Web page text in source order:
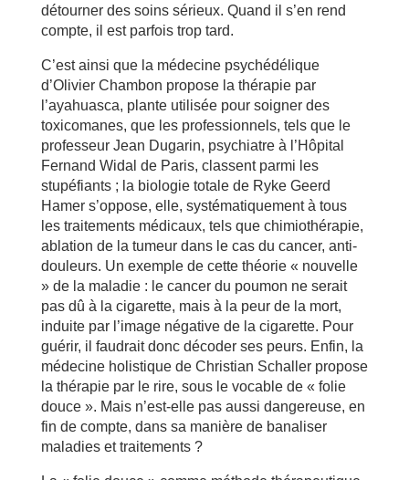
détourner des soins sérieux. Quand il s’en rend
compte, il est parfois trop tard.
C’est ainsi que la médecine psychédélique
d’Olivier Chambon propose la thérapie par
l’ayahuasca, plante utilisée pour soigner des
toxicomanes, que les professionnels, tels que le
professeur Jean Dugarin, psychiatre à l’Hôpital
Fernand Widal de Paris, classent parmi les
stupéfiants ; la biologie totale de Ryke Geerd
Hamer s’oppose, elle, systématiquement à tous
les traitements médicaux, tels que chimiothérapie,
ablation de la tumeur dans le cas du cancer, anti-
douleurs. Un exemple de cette théorie « nouvelle
» de la maladie : le cancer du poumon ne serait
pas dû à la cigarette, mais à la peur de la mort,
induite par l’image négative de la cigarette. Pour
guérir, il faudrait donc décoder ses peurs. Enfin, la
médecine holistique de Christian Schaller propose
la thérapie par le rire, sous le vocable de « folie
douce ». Mais n’est-elle pas aussi dangereuse, en
fin de compte, dans sa manière de banaliser
maladies et traitements ?